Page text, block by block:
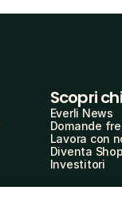
Scopri
Everli News
Domande
Lavora con
Diventa
Investitori